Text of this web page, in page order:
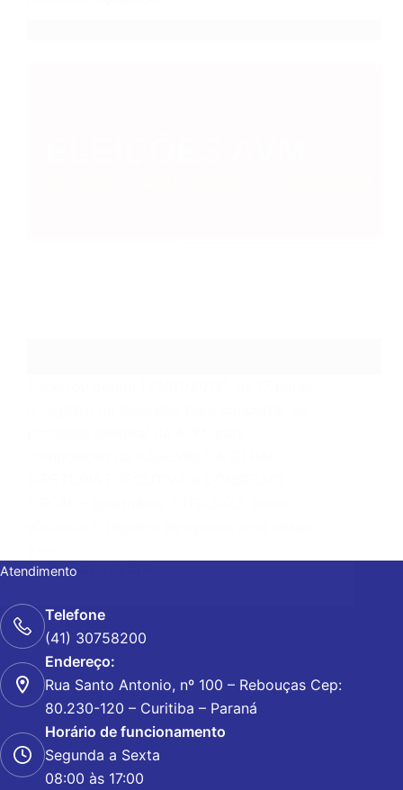
24 DE JANEIRO DE 2019
Atendimento
Telefone
(41) 30758200
Endereço:
Rua Santo Antonio, nº 100 – Rebouças Cep:
80.230-120 – Curitiba – Paraná
Horário de funcionamento
Segunda a Sexta
08:00 às 17:00